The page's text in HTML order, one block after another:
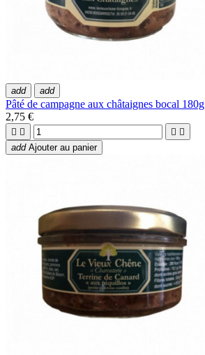
add add
Pâté de campagne aux châtaignes bocal 180g
2,75 €
   
add Ajouter au panier